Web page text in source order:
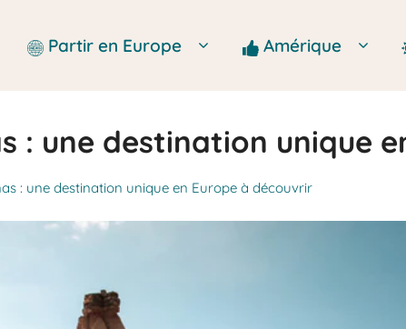
Partir en Europe Amérique
: une destination unique
: une destination unique en Europe à découvrir